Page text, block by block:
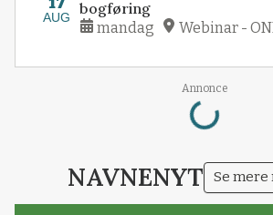
AUG
bogføring
mandag Webinar -
Annonce
Loading...
NAVNENYT Se mere